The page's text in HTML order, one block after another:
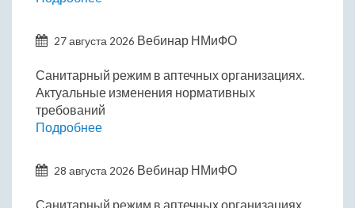
27 августа 2026 Вебинар НМиФО
Санитарный режим в аптечных организациях.
Актуальные изменения нормативных
требований
Подробнее
28 августа 2026 Вебинар НМиФО
Санитарный режим в аптечных организациях.